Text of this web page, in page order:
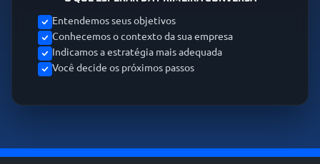
Entendemos seus objetivos
Conhecemos o contexto da sua empresa
Indicamos a estratégia mais adequada
Você decide os próximos passos